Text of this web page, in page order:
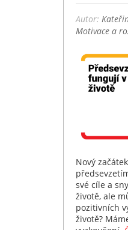
Autor:
Motivace a
Nový
své cíle a
životě, ale
pozitivních
životě?